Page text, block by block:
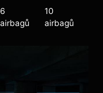
6
airbagů
10
airbagů